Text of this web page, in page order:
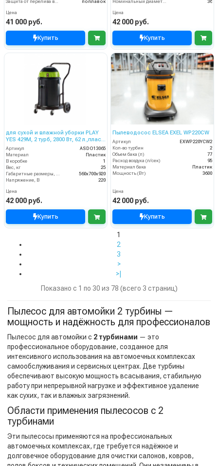
поплавок
Цена
41 000 руб.
Купить
36
Цена
42 000 руб.
Купить
для сухой и влажной уборки PLAY
YES 429M, 2 турб, 2800 Вт, 62 л.,пласт.
со сливным шлангом
Артикул
ASDO13065
Материал
Пластик
В коробке
1
Вес, кг
25
Габаритные размеры, мм
560x700x920
Напряжение, В
220
Цена
42 000 руб.
Купить
Пылеводосос ELSEA EXEL WP220CW
Артикул
EXWP220YCW2
Кол-во турбин
2
Объем бака (л)
77
Расход воздуха (л/сек)
95
Материал бака
Пластик
Мощность (Вт)
3600
Цена
42 000 руб.
Купить
1
2
3
>
>|
Показано с 1 по 30 из 78 (всего 3 страниц)
Пылесос для автомойки 2 турбины —
мощность и надёжность для профессионалов
Пылесос для автомойки с 2 турбинами — это
профессиональное оборудование, созданное для
интенсивного использования на автомоечных комплексах
самообслуживания и сервисных центрах. Две турбины
обеспечивают высокую мощность всасывания, стабильную
работу при непрерывной нагрузке и эффективное удаление
как сухих, так и влажных загрязнений.
Области применения пылесосов с 2
турбинами
Эти пылесосы применяются на профессиональных
автомоечных комплексах, где требуется надёжное и
долговечное оборудование для очистки салонов, ковров,